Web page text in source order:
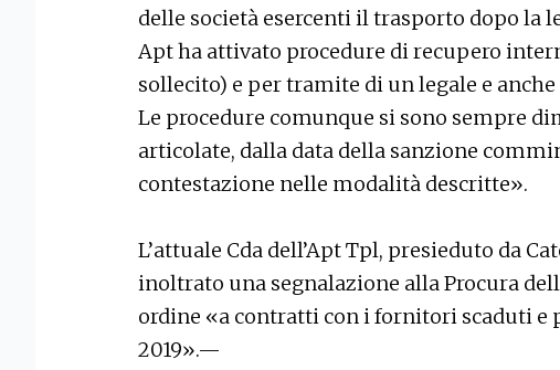
delle società esercenti il trasporto dopo la
Apt ha attivato procedure di recupero
sollecito) e per tramite di un legale e
Le procedure comunque si sono sempre
articolate, dalla data della sanzione
contestazione nelle modalità descritte».
L’attuale Cda dell’Apt Tpl, presieduto da
inoltrato una segnalazione alla Procura
ordine «a contratti con i fornitori scaduti e
2019».—